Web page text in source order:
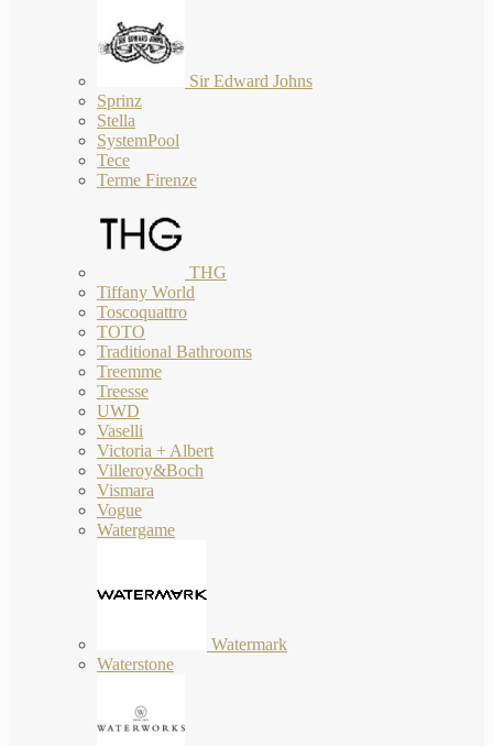
Sir Edward Johns
Sprinz
Stella
SystemPool
Tece
Terme Firenze
THG
Tiffany World
Toscoquattro
TOTO
Traditional Bathrooms
Treemme
Treesse
UWD
Vaselli
Victoria + Albert
Villeroy&Boch
Vismara
Vogue
Watergame
Watermark
Waterstone